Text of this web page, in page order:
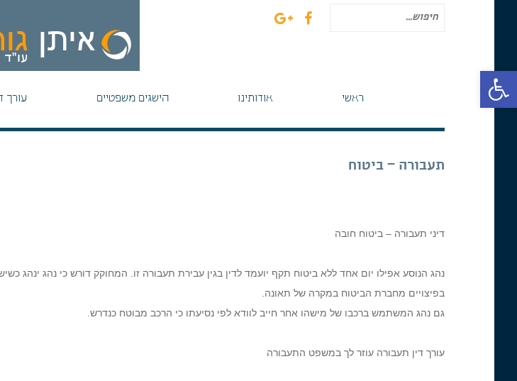
פתח סרגל נגישות
ראשי אודותינו הישגים משפטיים עורך
תעבורה – ביטוח
דיני תעבורה – ביטוח חובה
נהג הנוסע אפילו יום אחד ללא ביטוח תקף יועמד לדין בגין עבירת תעבורה זו. המחוקק דורש כי נהג ינהג
בפיצויים מחברת הביטוח במקרה של תאונה.
גם נהג המשתמש ברכבו של מישהו אחר חייב לוודא לפי נסיעתו כי הרכב מבוטח כנדרש.
עורך דין תעבורה עוזר לך במשפט התעבורה